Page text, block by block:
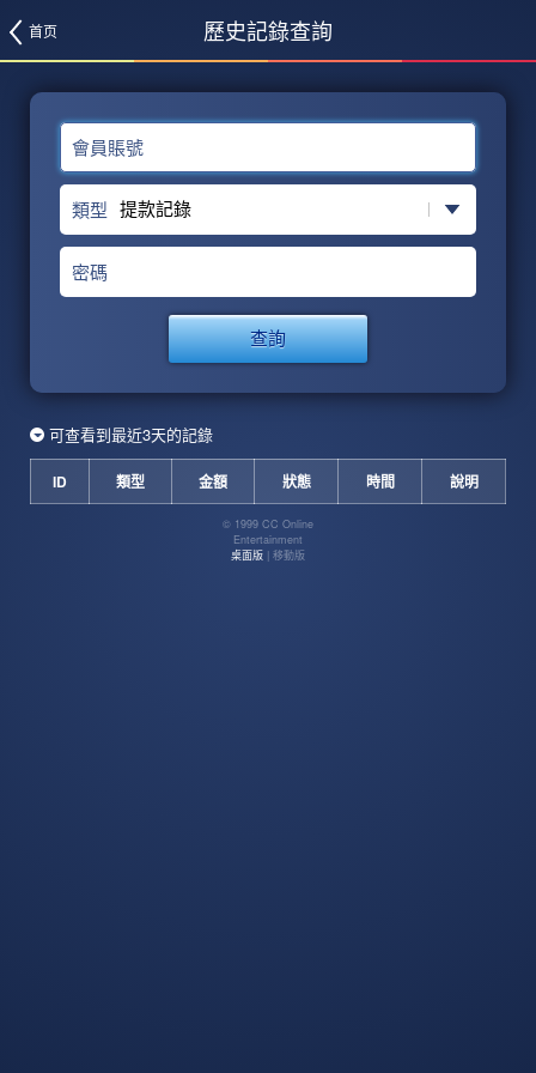
首页 歷史記錄查詢
會員賬號
類型
密碼
查詢
可查看到最近3天的記錄
ID 類型 金額 狀態 時間 說明
© 1999 CC Online
Entertainment
桌面版 | 移動版